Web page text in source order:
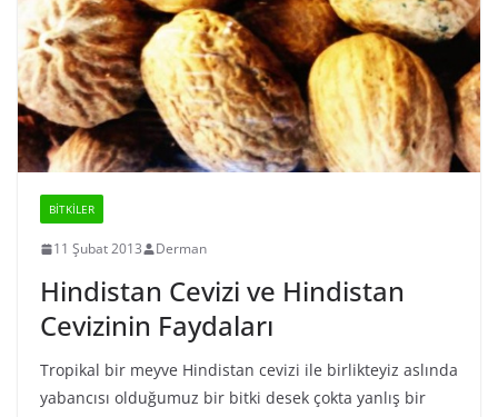
BİTKİLER
11 Şubat 2013 Derman
Hindistan Cevizi ve Hindistan
Cevizinin Faydaları
Tropikal bir meyve Hindistan cevizi ile birlikteyiz aslında
yabancısı olduğumuz bir bitki desek çokta yanlış bir